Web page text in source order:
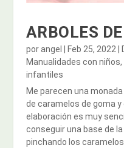
ARBOLES
porangel Feb 25, 2022|
Manualidades con niños,
infantiles
Me parecen una
de caramelos de goma
elaboración es muy
conseguir una base de
pinchando los